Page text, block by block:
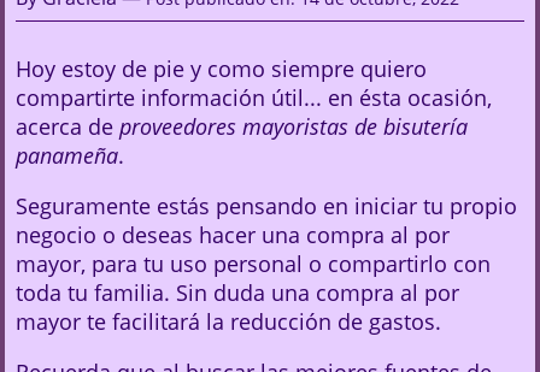
Hoy estoy de pie y como siempre quiero
compartirte información útil... en ésta ocasión,
acerca deproveedores mayoristas de bisutería
panameña.
Seguramente estás pensando en iniciar tu propio
negocio o deseas hacer una compra al por
mayor, para tu uso personal o compartirlo con
toda tu familia. Sin duda una compra al por
mayor te facilitará la reducción de gastos.